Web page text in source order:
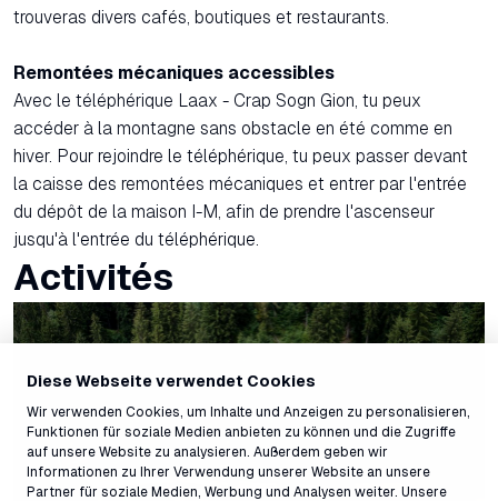
Diese Webseite verwendet Cookies
Wir verwenden Cookies, um Inhalte und Anzeigen zu personalisieren,
Funktionen für soziale Medien anbieten zu können und die Zugriffe
auf unsere Website zu analysieren. Außerdem geben wir
Informationen zu Ihrer Verwendung unserer Website an unsere
Partner für soziale Medien, Werbung und Analysen weiter. Unsere
trouveras divers cafés, boutiques et restaurants.
Remontées mécaniques accessibles
Avec le téléphérique Laax - Crap Sogn Gion, tu peux
accéder à la montagne sans obstacle en été comme en
hiver. Pour rejoindre le téléphérique, tu peux passer devant
la caisse des remontées mécaniques et entrer par l'entrée
du dépôt de la maison I-M, afin de prendre l'ascenseur
jusqu'à l'entrée du téléphérique.
Activités